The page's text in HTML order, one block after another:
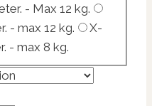
- Max 12 kg.
- max 12 kg.
X-
- max 8 kg.